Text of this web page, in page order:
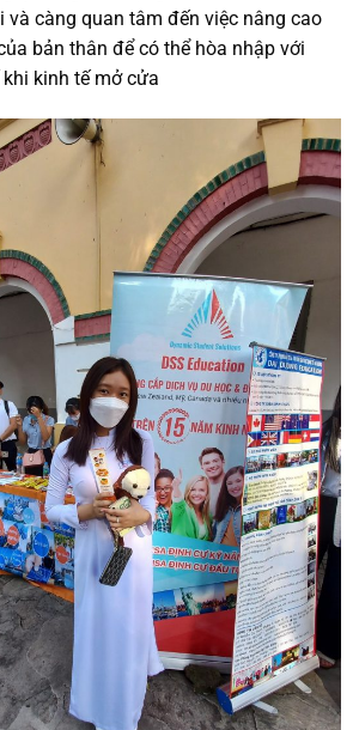
và càng quan tâm đến việc nâng cao
bản thân để có thể hòa nhập với
kinh tế mở cửa